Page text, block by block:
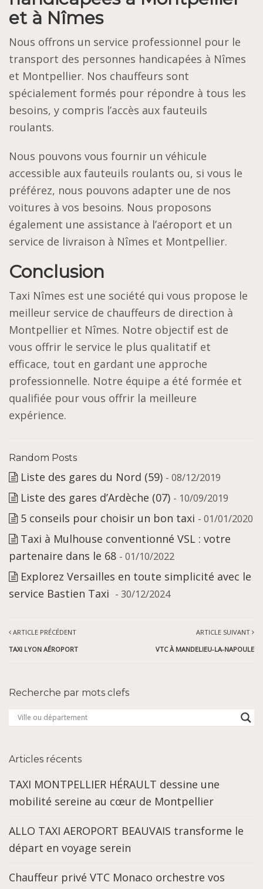
et à Nîmes
Nous offrons un service professionnel pour le
transport des personnes handicapées à Nîmes
et Montpellier. Nos chauffeurs sont
spécialement formés pour répondre à tous les
besoins, y compris l’accès aux fauteuils
roulants.
Nous pouvons vous fournir un véhicule
accessible aux fauteuils roulants ou, si vous le
préférez, nous pouvons adapter une de nos
voitures à vos besoins. Nous proposons
également une assistance à l’aéroport et un
service de livraison à Nîmes et Montpellier.
Conclusion
Taxi Nîmes est une société qui vous propose le
meilleur service de chauffeurs de direction à
Montpellier et Nîmes. Notre objectif est de
vous offrir le service le plus qualitatif et
efficace, tout en gardant une approche
professionnelle. Notre équipe a été formée et
qualifiée pour vous offrir la meilleure
expérience.
Random Posts
Liste des gares du Nord (59) - 08/12/2019
Liste des gares d’Ardèche (07) - 10/09/2019
5 conseils pour choisir un bon taxi - 01/01/2020
Taxi à Mulhouse conventionné VSL : votre
partenaire dans le 68 - 01/10/2022
Explorez Versailles en toute simplicité avec le
service Bastien Taxi - 30/12/2024
ARTICLE PRÉCÉDENT
TAXI LYON AÉROPORT
ARTICLE SUIVANT
VTC À MANDELIEU-LA-NAPOULE
Recherche par mots clefs
Articles récents
TAXI MONTPELLIER HÉRAULT dessine une
mobilité sereine au cœur de Montpellier
ALLO TAXI AEROPORT BEAUVAIS transforme le
départ en voyage serein
Chauffeur privé VTC Monaco orchestre vos